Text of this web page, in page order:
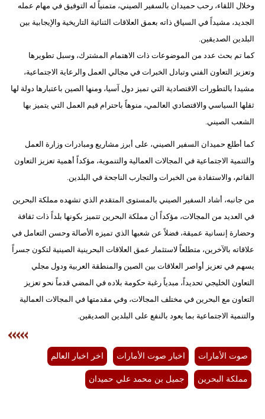
بيئة
فيديو
سيارات
وخلال اللقاء، رحب حميدان بالسفير الصيني، متمنياً له التوفيق في مهام عمله
الجديد، مشيداً في السياق ذاته بعمق العلاقات الثنائية التاريخية والإيجابية بين
البلدين الصديقين.
كما تم بحث عدد من الموضوعات ذات الاهتمام المشترك، وسبل تطويرها
وتعزيز التعاون الفني وتبادل الخبرات في مجالي العمل والرعاية الاجتماعية،
مشيدا بالتطورات الاقتصادية التي تميز دول آسيا، ومنها الصين باعتبارها دولة لها
ثقلها السياسي والاقتصادي العالمي، منوهاً باحترام قيم العمل التي يتميز بها
الشعب الصيني.
كما أطلع حميدان السفير الصيني، على أبرز مشاريع ومبادرات وزارة العمل
والتنمية الاجتماعية في المجالات العمالية والتنموية، مؤكداً أهمية تعزيز التعاون
القائم، والاستفادة من الخبرات والتجارب الناجحة في البلدين.
من جانبه، أشاد السفير الصيني بالمستوى المتقدم الذي تشهده مملكة البحرين
في العديد من المجالات، مؤكداً أن مملكة البحرين تتميز بكونها بلداً ذات ثقافة
وحضارة إنسانية عميقة، فضلاً عن شعبها الذي تميزه الأصالة وحسن التعامل في
علاقاته بالآخرين، متطلعاً لاستثمار عمق العلاقات البحرينية الصينية لتكون جسراً
يسهم في تعزيز أواصر العلاقات بين الصين والمنطقة العربية ودول مجلي
التعاون الخليجي تحديداً، مبدياً رغبة حكومة بلاده في المضي قدماً نحو تعزيز
التعاون مع البحرين في مختلف المجالات، وفي مقدمتها في المجالات العمالية
والتنمية الاجتماعية بما يعود بالنفع على البلدين الصديقين.
صوت الأمارات اخبار صوت الأمارات اخر اخبار العالم
مملكة البحرين جميل بن محمد علي حميدان